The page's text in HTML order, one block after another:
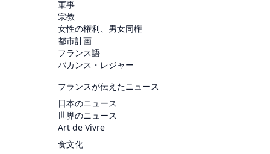
軍事
宗教
女性の権利、男女同権
都市計画
フランス語
バカンス・レジャー
フランスが伝えたニュース
日本のニュース
世界のニュース
Art de Vivre
食文化